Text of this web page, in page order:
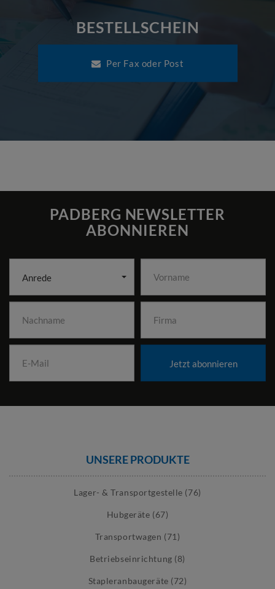
BESTELLSCHEIN
Per Fax oder Post
PADBERG NEWSLETTER
ABONNIEREN
Anrede
Jetzt abonnieren
UNSERE PRODUKTE
Lager- & Transportgestelle (76)
Hubgeräte (67)
Transportwagen (71)
Betriebseinrichtung (8)
Stapleranbaugeräte (72)